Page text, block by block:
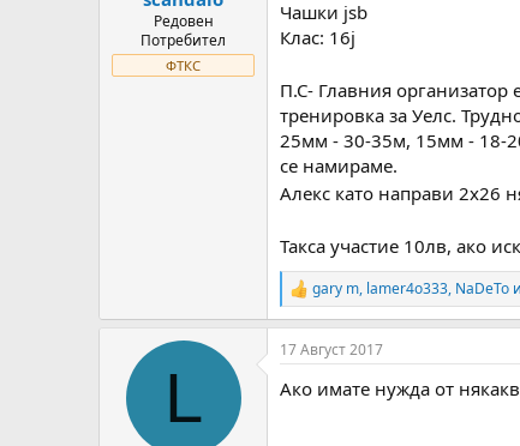
Редовен
Потребител
ФТКС
Чашки jsb
Клас: 16j
П.С- Главния
тренировка за Уелс.
25мм - 30-35м, 15мм - 18-
се намираме.
Алекс като направи 2х26
Такса участие 10лв, ако
R
e
a
c
i
gary m, lamer4o333, NaDeTo
L
17 Август 2017
Ако имате нужда от